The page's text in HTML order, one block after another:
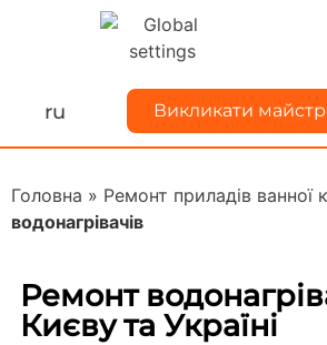
ru Викликати
Головна » Ремонт приладів ванної
водонагрівачів
Ремонт
Києву та Україні